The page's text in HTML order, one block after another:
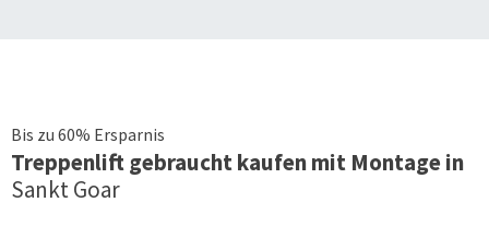
Bis zu 60% Ersparnis
Treppenliftgebraucht kaufen mit Montage in
Sankt Goar